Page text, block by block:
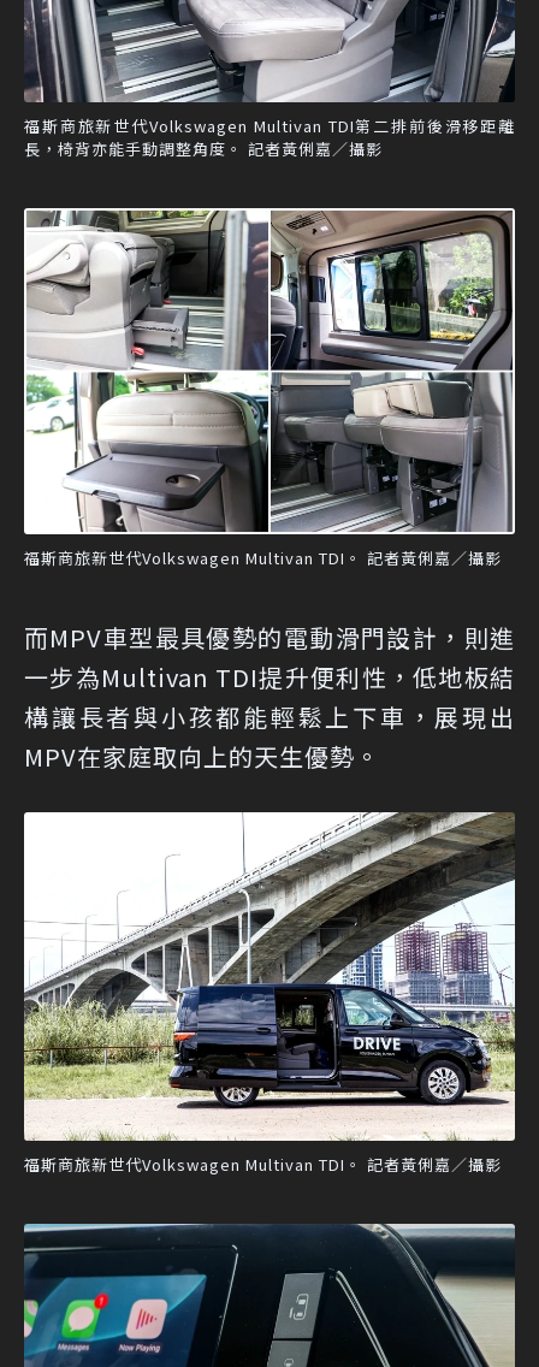
福斯商旅新世代Volkswagen Multivan TDI第二排前後滑移距離
長，椅背亦能手動調整角度。 記者黃俐嘉／攝影
福斯商旅新世代Volkswagen Multivan TDI。 記者黃俐嘉／攝影
而MPV車型最具優勢的電動滑門設計，則進
一步為Multivan TDI提升便利性，低地板結
構讓長者與小孩都能輕鬆上下車，展現出
MPV在家庭取向上的天生優勢。
福斯商旅新世代Volkswagen Multivan TDI。 記者黃俐嘉／攝影